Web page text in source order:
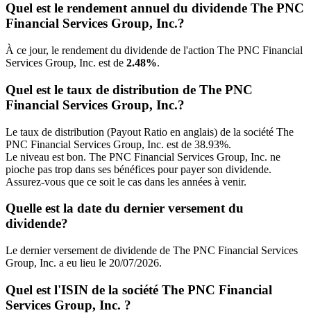
Quel est le rendement annuel du dividende The PNC
Financial Services Group, Inc.?
À ce jour, le rendement du dividende de l'action The PNC Financial
Services Group, Inc. est de 2.48%.
Quel est le taux de distribution de The PNC
Financial Services Group, Inc.?
Le taux de distribution (Payout Ratio en anglais) de la société The
PNC Financial Services Group, Inc. est de 38.93%.
Le niveau est bon. The PNC Financial Services Group, Inc. ne
pioche pas trop dans ses bénéfices pour payer son dividende.
Assurez-vous que ce soit le cas dans les années à venir.
Quelle est la date du dernier versement du
dividende?
Le dernier versement de dividende de The PNC Financial Services
Group, Inc. a eu lieu le 20/07/2026.
Quel est l'ISIN de la société The PNC Financial
Services Group, Inc. ?